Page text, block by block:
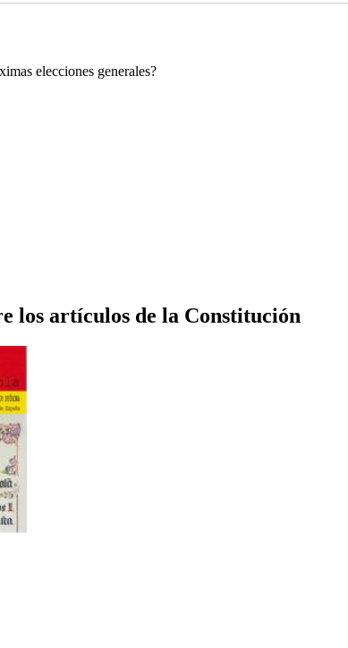
elecciones generales?
los artículos de la Constitución